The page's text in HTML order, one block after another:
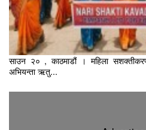
साउन २० , काठमाडौं । महिला
अभियन्ता ऋतु...